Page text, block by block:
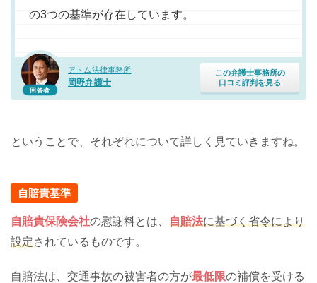
回答者
アトム法律事務所
岡野弁護士
この弁護士事務所の
口コミ評判を見る
の3つの基準が存在しています。
ということで、それぞれについて詳しく見ていきますね。
自賠責基準
自賠責保険会社の慰謝料とは、 自賠法に基づく省令により
設定されているものです。
自賠法は、交通事故の被害者の方が最低限の補償を受ける